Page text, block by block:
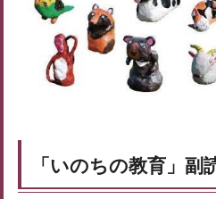
「いのちの教育」副